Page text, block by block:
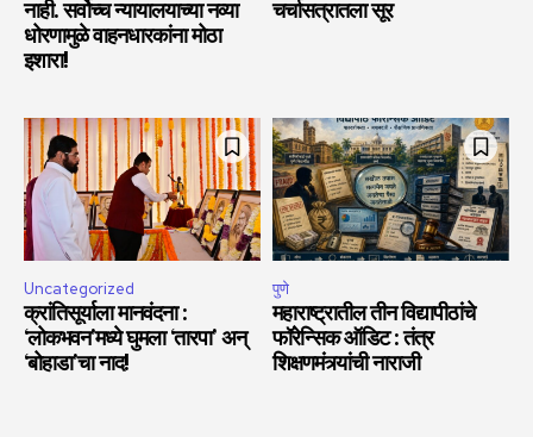
नाही. सर्वोच्च न्यायालयाच्या नव्या
धोरणामुळे वाहनधारकांना मोठा
इशारा!
चर्चासत्रातला सूर
Uncategorized
क्रांतिसूर्याला मानवंदना :
‘लोकभवन’मध्ये घुमला ‘तारपा’ अन्
‘बोहाडा’चा नाद!
पुणे
महाराष्ट्रातील तीन विद्यापीठांचे
फॉरेन्सिक ऑडिट : तंत्र
शिक्षणमंत्र्यांची नाराजी